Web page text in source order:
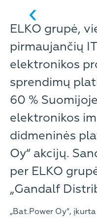
ELKO grupė,
pirmaujančių
elektronikos
sprendimų
60 %
elektronikos
didmeninės
Oy“ akcijų.
per ELKO
„Gandalf
„Bat.Power Oy“,